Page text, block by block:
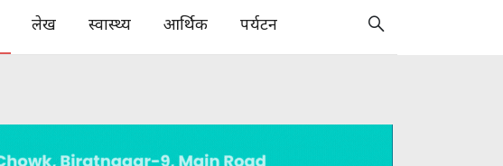
लेख स्वास्थ्य आर्थिक पर्यटन